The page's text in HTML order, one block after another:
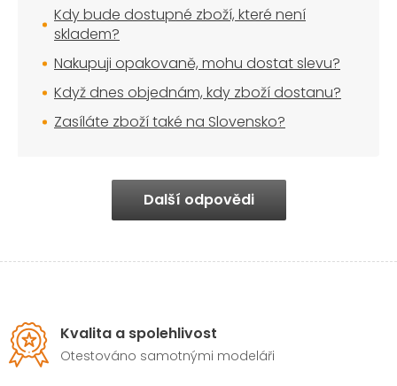
Kdy bude dostupné zboží, které není
skladem?
Nakupuji opakovaně, mohu dostat slevu?
Když dnes objednám, kdy zboží dostanu?
Zasíláte zboží také na Slovensko?
Další odpovědi
Kvalita a spolehlivost
Otestováno samotnými modeláři